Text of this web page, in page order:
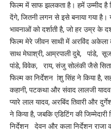
फिल्म में साफ झलकता है। हमें उम्मीद है
देंगे, जितनी लगन से इसे बनाया गया है।
भावनाओं को दर्शाती है, जो हर उम्र के
फिल्म मेरे जीवन साथी में अरविंद
साथ मेघाश्री, आम्रपाली दुबे, पांडे,
पांडे, विवेक, राय, संजु सोलंकी जैसे
फिल्म का निर्देशन ांशु सिंह ने किया है,
कहानी, पटकथा और संवाद लालजी
प्यारे लाल यादव, अरबिंद तिवारी और
ने किया है, जबकि एडिटिंग की
निर्देशन देवन और कला निर्देशन राजा